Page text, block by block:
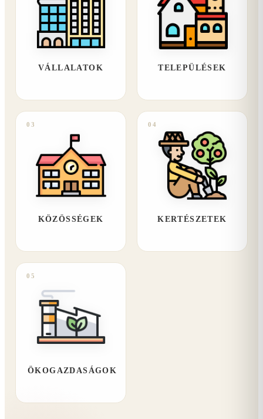
VÁLLALATOK TELEPÜLÉSEK
03
KÖZÖSSÉGEK
04
KERTÉSZETEK
05
ÖKOGAZDASÁGOK